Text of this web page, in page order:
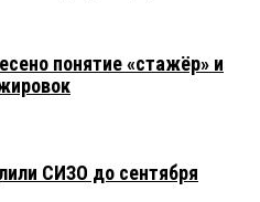
понятие «стажёр» и
СИЗО до сентября